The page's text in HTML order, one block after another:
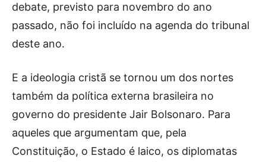
debate, previsto para novembro do ano
passado, não foi incluído na agenda do tribunal
deste ano.
E a ideologia cristã se tornou um dos nortes
também da política externa brasileira no
governo do presidente Jair Bolsonaro. Para
aqueles que argumentam que, pela
Constituição, o Estado é laico, os diplomatas